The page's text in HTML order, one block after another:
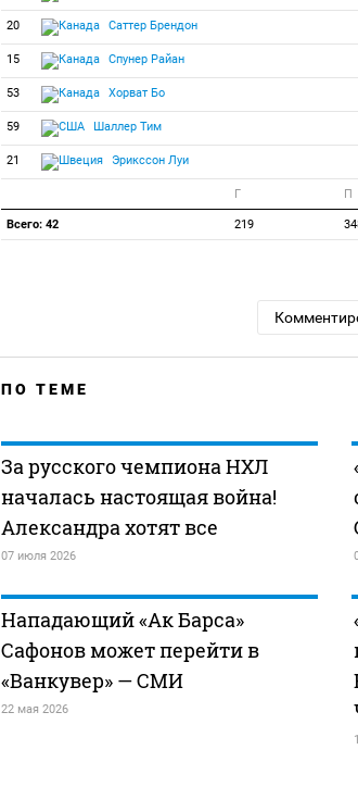
20 Саттер Брендон
15 Спунер Райан
53 Хорват Бо
59 Шаллер Тим
21 Эрикссон Луи
Г П
Всего: 42 219
ПО ТЕМЕ
За русского чемпиона НХЛ
началась настоящая война!
Александра хотят все
07 июля 2026
Нападающий «Ак Барса»
Сафонов может перейти в
«Ванкувер» — СМИ
22 мая 2026